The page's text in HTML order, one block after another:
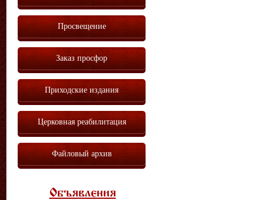
Просвещение
Заказ просфор
Приходские издания
Церковная реабилитация
Файловый архив
Объявления